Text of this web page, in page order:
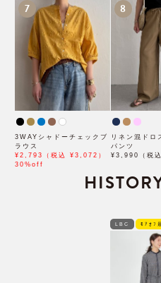
7
3WAYシャドーチェックブ
ラウス
¥2,793（税込 ¥3,072）
30%off
8
リネン混ドロ
パンツ
¥3,990（税
LBC ﾓｱｵﾌ